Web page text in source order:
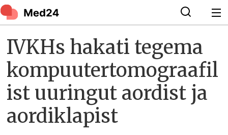
IVKHs hakati tegema
kompuutertomograafil
ist uuringut aordist ja
aordiklapist